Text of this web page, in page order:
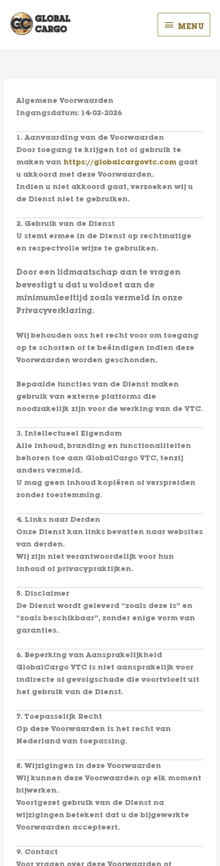
naar
MENU
Algemene Voorwaarden
Ingangsdatum: 14-02-2026
1. Aanvaarding van de Voorwaarden
Door toegang te krijgen tot of gebruik te
maken van https://globalcargovtc.com gaat
u akkoord met deze Voorwaarden.
Indien u niet akkoord gaat, verzoeken wij u
de Dienst niet te gebruiken.
2. Gebruik van de Dienst
U stemt ermee in de Dienst op rechtmatige
en respectvolle wijze te gebruiken.
Door een lidmaatschap aan te vragen
bevestigt u dat u voldoet aan de
minimumleeftijd zoals vermeld in onze
Privacyverklaring.
Wij behouden ons het recht voor om toegang
op te schorten of te beëindigen indien deze
Voorwaarden worden geschonden.
Bepaalde functies van de Dienst maken
gebruik van externe platforms die
noodzakelijk zijn voor de werking van de VTC.
3. Intellectueel Eigendom
Alle inhoud, branding en functionaliteiten
behoren toe aan GlobalCargo VTC, tenzij
anders vermeld.
U mag geen inhoud kopiëren of verspreiden
zonder toestemming.
4. Links naar Derden
Onze Dienst kan links bevatten naar websites
van derden.
Wij zijn niet verantwoordelijk voor hun
inhoud of privacypraktijken.
5. Disclaimer
De Dienst wordt geleverd “zoals deze is” en
“zoals beschikbaar”, zonder enige vorm van
garanties.
6. Beperking van Aansprakelijkheid
GlobalCargo VTC is niet aansprakelijk voor
indirecte of gevolgschade die voortvloeit uit
het gebruik van de Dienst.
7. Toepasselijk Recht
Op deze Voorwaarden is het recht van
Nederland van toepassing.
8. Wijzigingen in deze Voorwaarden
Wij kunnen deze Voorwaarden op elk moment
bijwerken.
Voortgezet gebruik van de Dienst na
wijzigingen betekent dat u de bijgewerkte
Voorwaarden accepteert.
9. Contact
Voor vragen over deze Voorwaarden of